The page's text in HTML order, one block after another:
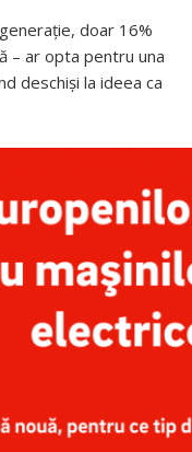
doar 16%
– ar opta pentru una
deschişi la ideea ca